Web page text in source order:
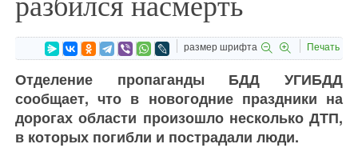
размер шрифта Печать
Отделение пропаганды БДД УГИБДД
сообщает, что в новогодние праздники на
дорогах области произошло несколько ДТП,
в которых погибли и пострадали люди.